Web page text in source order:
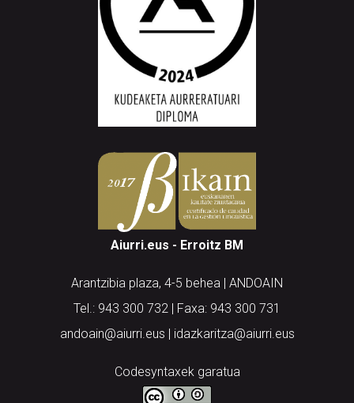
Aiurri.eus - Erroitz BM
Arantzibia plaza, 4-5 behea | ANDOAIN
Tel.: 943 300 732 | Faxa: 943 300 731
andoain@aiurri.eus | idazkaritza@aiurri.eus
Codesyntaxek garatua